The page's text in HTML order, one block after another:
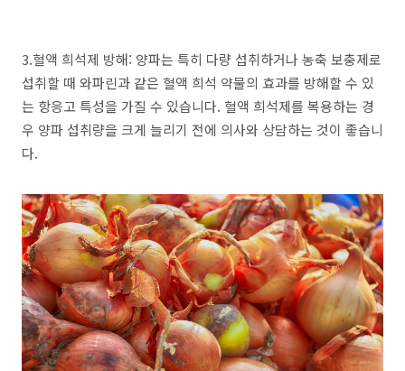
3.혈액 희석제 방해: 양파는 특히 다량 섭취하거나 농축 보충제로
섭취할 때 와파린과 같은 혈액 희석 약물의 효과를 방해할 수 있
는 항응고 특성을 가질 수 있습니다. 혈액 희석제를 복용하는 경
우 양파 섭취량을 크게 늘리기 전에 의사와 상담하는 것이 좋습니
다.